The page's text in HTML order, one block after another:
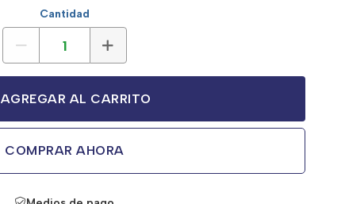
Cantidad
AGREGAR AL CARRITO
COMPRAR AHORA